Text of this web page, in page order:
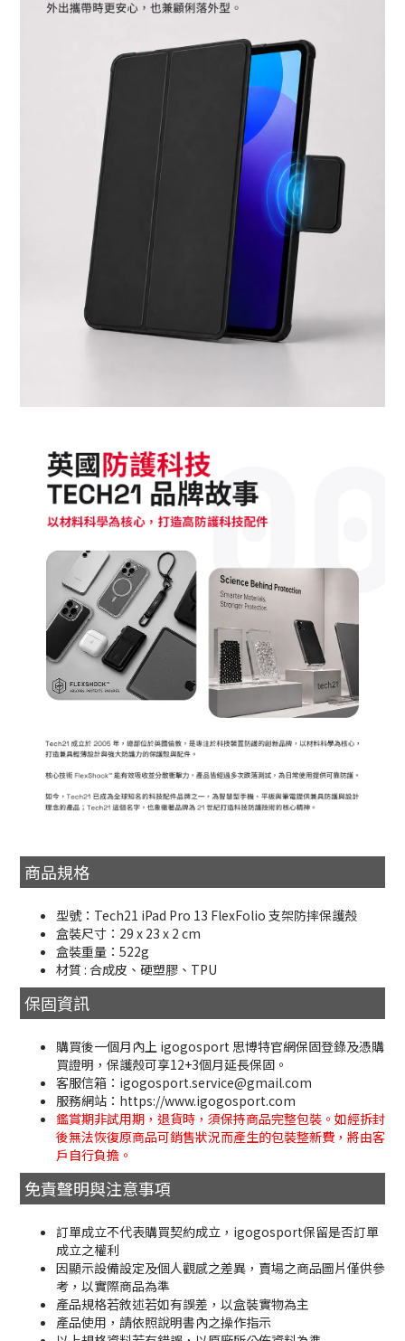
商品規格
型號：Tech21 iPad Pro 13 FlexFolio 支架防摔保護殼
盒裝尺寸：29 x 23 x 2 cm
盒裝重量：522g
材質 : 合成皮、硬塑膠、TPU
保固資訊
購買後一個月內上 igogosport 思博特官網保固登錄及憑購
買證明，保護殼可享12+3個月延長保固。
客服信箱：igogosport.service@gmail.com
服務網站：https://www.igogosport.com
鑑賞期非試用期，退貨時，須保持商品完整包裝。如經拆封
後無法恢復原商品可銷售狀況而產生的包裝整新費，將由客
戶自行負擔。
免責聲明與注意事項
訂單成立不代表購買契約成立，igogosport保留是否訂單
成立之權利
因顯示設備設定及個人觀感之差異，賣場之商品圖片僅供參
考，以實際商品為準
產品規格若敘述若如有誤差，以盒裝實物為主
產品使用，請依照說明書內之操作指示